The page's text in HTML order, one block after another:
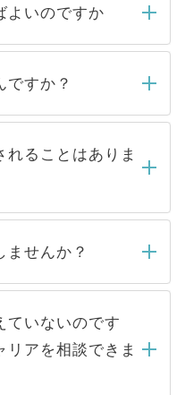
よいのですか
、弊社担当者がご
後メールもしくは
内にはご連絡をせて
らくお待ちくださ
ですか？
り扱っている求人の
トからご覧いただ
す。非公開求人は
般には公開してい
人気のある医療機
応募が殺到する場
件に合った人材の
するケースが増え
ることはありま
とは一切ありませ
ら内定をいただい
ません。内定先へ
パートナーが行い
さい。
ませんか？
とはありませんの
サイトからの登録
様の個人情報は、
および転職活動の
ます。お預かりし
ていないのです
リアを相談できま